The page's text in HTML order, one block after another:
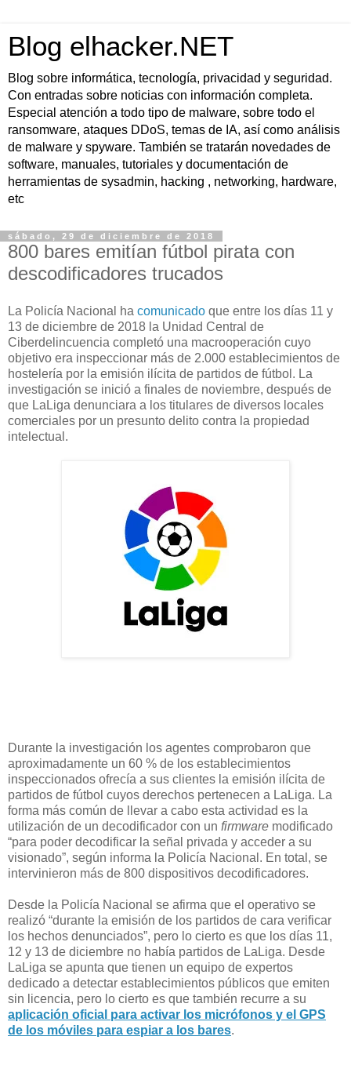
Blog elhacker.NET
Blog sobre informática, tecnología, privacidad y seguridad.
Con entradas sobre noticias con información completa.
Especial atención a todo tipo de malware, sobre todo el
ransomware, ataques DDoS, temas de IA, así como análisis
de malware y spyware. También se tratarán novedades de
software, manuales, tutoriales y documentación de
herramientas de sysadmin, hacking , networking, hardware,
etc
sábado, 29 de diciembre de 2018
800 bares emitían fútbol pirata con
descodificadores trucados
La Policía Nacional ha comunicado que entre los días 11 y
13 de diciembre de 2018 la Unidad Central de
Ciberdelincuencia completó una macrooperación cuyo
objetivo era inspeccionar más de 2.000 establecimientos de
hostelería por la emisión ilícita de partidos de fútbol. La
investigación se inició a finales de noviembre, después de
que LaLiga denunciara a los titulares de diversos locales
comerciales por un presunto delito contra la propiedad
intelectual.
Durante la investigación los agentes comprobaron que
aproximadamente un 60 % de los establecimientos
inspeccionados ofrecía a sus clientes la emisión ilícita de
partidos de fútbol cuyos derechos pertenecen a LaLiga. La
forma más común de llevar a cabo esta actividad es la
utilización de un decodificador con un firmware modificado
“para poder decodificar la señal privada y acceder a su
visionado”, según informa la Policía Nacional. En total, se
intervinieron más de 800 dispositivos decodificadores.
Desde la Policía Nacional se afirma que el operativo se
realizó “durante la emisión de los partidos de cara verificar
los hechos denunciados”, pero lo cierto es que los días 11,
12 y 13 de diciembre no había partidos de LaLiga. Desde
LaLiga se apunta que tienen un equipo de expertos
dedicado a detectar establecimientos públicos que emiten
sin licencia, pero lo cierto es que también recurre a su
aplicación oficial para activar los micrófonos y el GPS
de los móviles para espiar a los bares.